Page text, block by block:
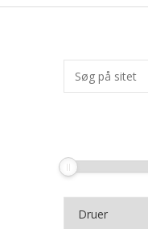
Primær
Sidebar
Søg
på